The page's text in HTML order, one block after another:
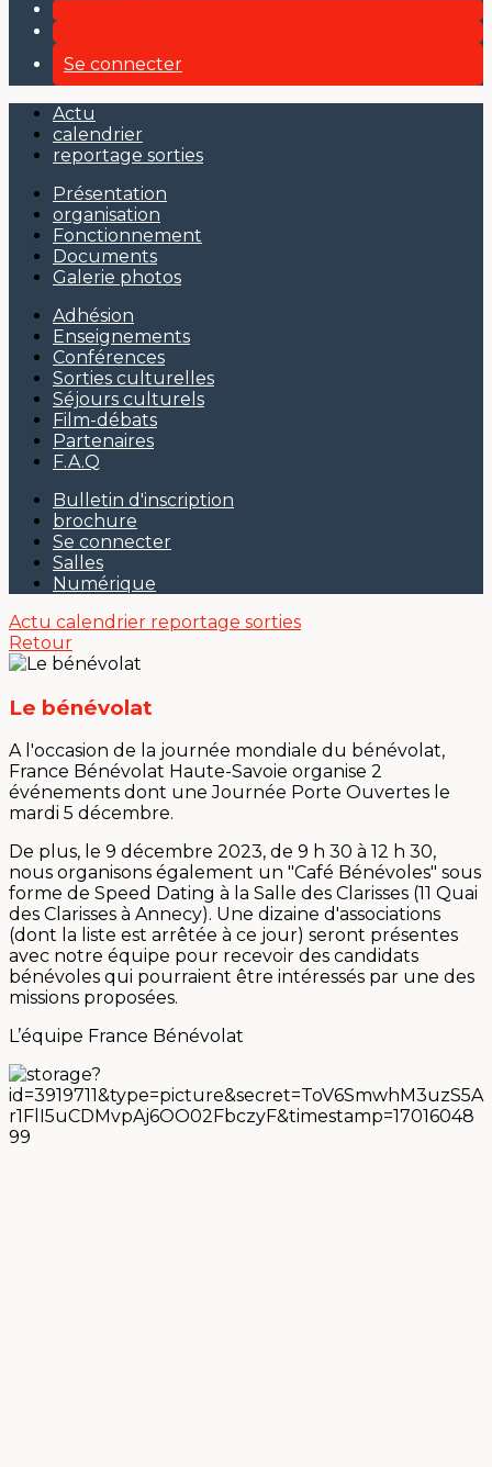
Se connecter
Actu
calendrier
reportage sorties
Présentation
organisation
Fonctionnement
Documents
Galerie photos
Adhésion
Enseignements
Conférences
Sorties culturelles
Séjours culturels
Film-débats
Partenaires
F.A.Q
Bulletin d'inscription
brochure
Se connecter
Salles
Numérique
Actu calendrier reportage sorties
Retour
Le bénévolat
A l'occasion de la journée mondiale du bénévolat,
France Bénévolat Haute-Savoie organise 2
événements dont une Journée Porte Ouvertes le
mardi 5 décembre.
De plus, le 9 décembre 2023, de 9 h 30 à 12 h 30,
nous organisons également un "Café Bénévoles" sous
forme de Speed Dating à la Salle des Clarisses (11 Quai
des Clarisses à Annecy). Une dizaine d'associations
(dont la liste est arrêtée à ce jour) seront présentes
avec notre équipe pour recevoir des candidats
bénévoles qui pourraient être intéressés par une des
missions proposées.
L’équipe France Bénévolat